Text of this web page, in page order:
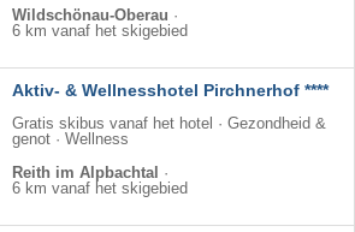
Wildschönau-Oberau ·
6 km vanaf het skigebied
Aktiv- & Wellnesshotel Pirchnerhof ****
Gratis skibus vanaf het hotel · Gezondheid &
genot · Wellness
Reith im Alpbachtal
·
6 km vanaf het skigebied